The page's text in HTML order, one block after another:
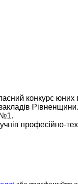
конкурс юних
Рівненщини.
№1.
професійно-